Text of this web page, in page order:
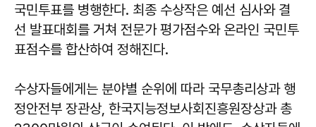
국민투표를 병행한다. 최종 수상작은 예선 심사와 결
선 발표대회를 거쳐 전문가 평가점수와 온라인 국민투
표점수를 합산하여 정해진다.
수상자들에게는 분야별 순위에 따라 국무총리상과 행
정안전부 장관상, 한국지능정보사회진흥원장상과 총